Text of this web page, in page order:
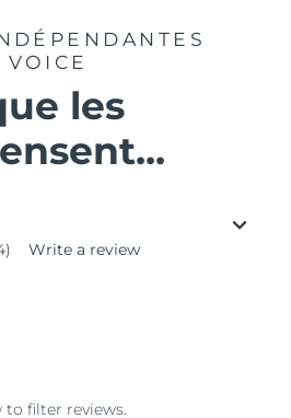
les
Write a review